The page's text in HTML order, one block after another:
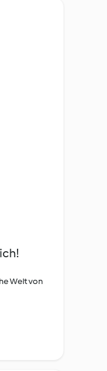
Welt von